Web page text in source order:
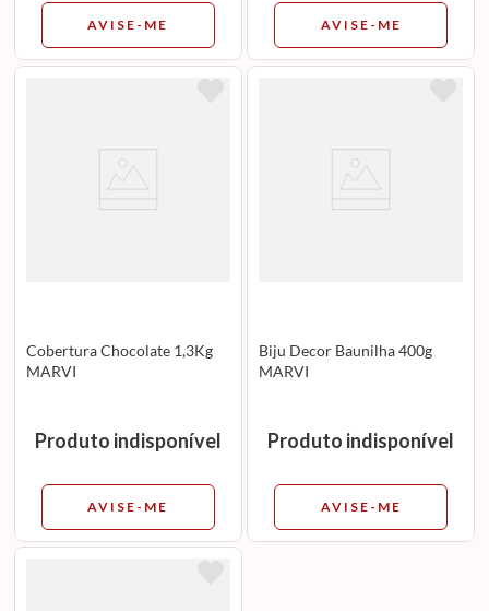
AVISE-ME AVISE-ME
Cobertura Chocolate 1,3Kg
MARVI
Produto indisponível
AVISE-ME
Biju Decor Baunilha 400g
MARVI
Produto indisponível
AVISE-ME